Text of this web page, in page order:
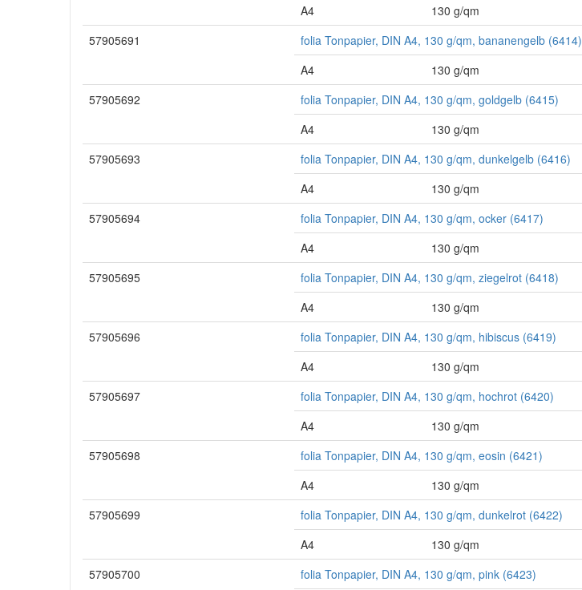
A4
130 g/qm
57905691
folia Tonpapier, DIN A4, 130 g/qm, bananengelb (6414)
A4
130 g/qm
57905692
folia Tonpapier, DIN A4, 130 g/qm, goldgelb (6415)
A4
130 g/qm
57905693
folia Tonpapier, DIN A4, 130 g/qm, dunkelgelb (6416)
A4
130 g/qm
57905694
folia Tonpapier, DIN A4, 130 g/qm, ocker (6417)
A4
130 g/qm
57905695
folia Tonpapier, DIN A4, 130 g/qm, ziegelrot (6418)
A4
130 g/qm
57905696
folia Tonpapier, DIN A4, 130 g/qm, hibiscus (6419)
A4
130 g/qm
57905697
folia Tonpapier, DIN A4, 130 g/qm, hochrot (6420)
A4
130 g/qm
57905698
folia Tonpapier, DIN A4, 130 g/qm, eosin (6421)
A4
130 g/qm
57905699
folia Tonpapier, DIN A4, 130 g/qm, dunkelrot (6422)
A4
130 g/qm
57905700
folia Tonpapier, DIN A4, 130 g/qm, pink (6423)